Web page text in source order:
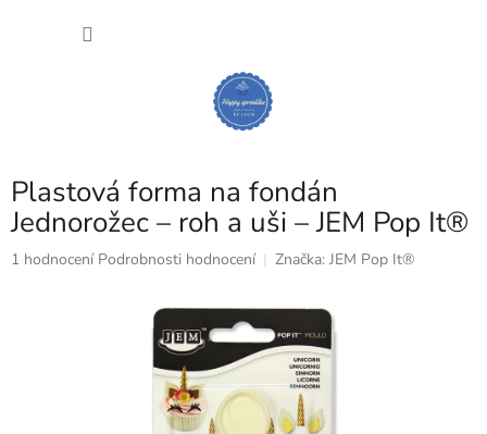
Plastová forma na fondán
Jednorožec – roh a uši – JEM Pop It®
Průměrné
1 hodnocení Podrobnosti hodnocení Značka: JEM Pop It®